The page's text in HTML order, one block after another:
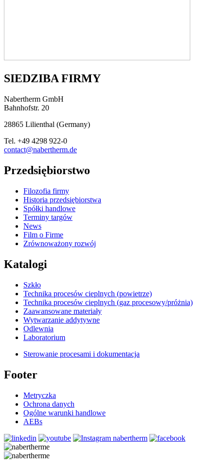
SIEDZIBA FIRMY
Nabertherm GmbH
Bahnhofstr. 20
28865 Lilienthal (Germany)
Tel. +49 4298 922-0
contact@nabertherm.de
Przedsiębiorstwo
Filozofia firmy
Historia przedsiębiorstwa
Spółki handlowe
Terminy targów
News
Film o Firme
Zrównoważony rozwój
Katalogi
Szkło
Technika procesów cieplnych (powietrze)
Technika procesów cieplnych (gaz procesowy/próżnia)
Zaawansowane materiały
Wytwarzanie addytywne
Odlewnia
Laboratorium
Sterowanie procesami i dokumentacja
Footer
Metryczka
Ochrona danych
Ogólne warunki handlowe
AEBs